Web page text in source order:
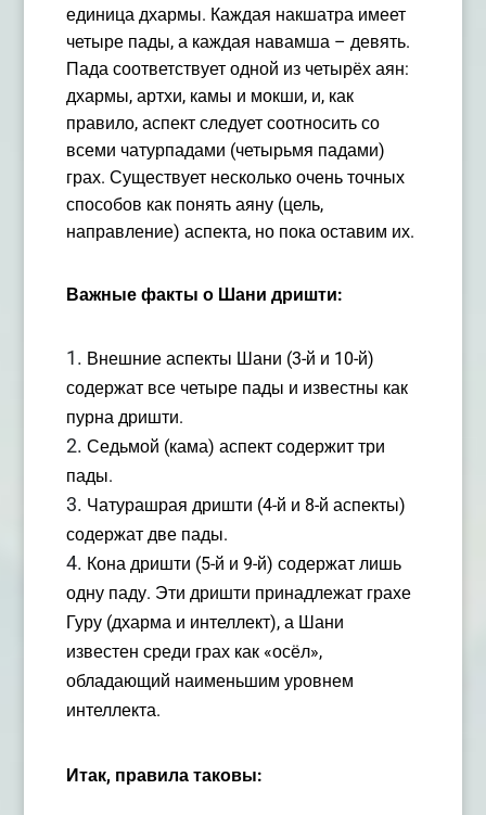
единица дхармы. Каждая накшатра имеет
четыре пады, а каждая навамша – девять.
Пада соответствует одной из четырёх аян:
дхармы, артхи, камы и мокши, и, как
правило, аспект следует соотносить со
всеми чатурпадами (четырьмя падами)
грах. Существует несколько очень точных
способов как понять аяну (цель,
направление) аспекта, но пока оставим их.
Важные факты о Шани дришти:
Внешние аспекты Шани (3-й и 10-й)
содержат все четыре пады и известны как
пурна дришти.
Седьмой (кама) аспект содержит три
пады.
Чатурашрая дришти (4-й и 8-й аспекты)
содержат две пады.
Кона дришти (5-й и 9-й) содержат лишь
одну паду. Эти дришти принадлежат грахе
Гуру (дхарма и интеллект), а Шани
известен среди грах как «осёл»,
обладающий наименьшим уровнем
интеллекта.
Итак, правила таковы: